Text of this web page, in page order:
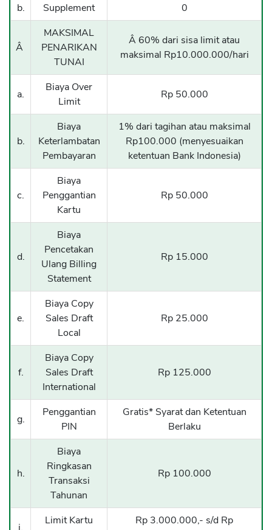
b.
Supplement 0
Â
MAKSIMAL
PENARIKAN
TUNAI
Â 60% dari sisa limit atau
maksimal Rp10.000.000/hari
a.
Biaya Over
Limit
Rp 50.000
b.
Biaya
Keterlambatan
Pembayaran
1% dari tagihan atau maksimal
Rp100.000 (menyesuaikan
ketentuan Bank Indonesia)
c.
Biaya
Penggantian
Kartu
Rp 50.000
d.
Biaya
Pencetakan
Ulang Billing
Statement
Rp 15.000
e.
Biaya Copy
Sales Draft
Local
Rp 25.000
f.
Biaya Copy
Sales Draft
International
Rp 125.000
g.
Penggantian
PIN
Gratis* Syarat dan Ketentuan
Berlaku
h.
Biaya
Ringkasan
Transaksi
Tahunan
Rp 100.000
Limit Kartu
Rp 3.000.000,- s/d Rp